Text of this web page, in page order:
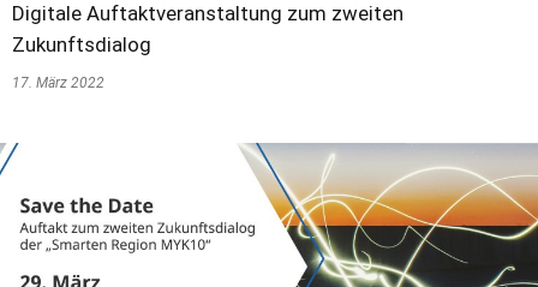
Digitale Auftaktveranstaltung zum zweiten
Zukunftsdialog
17. März 2022